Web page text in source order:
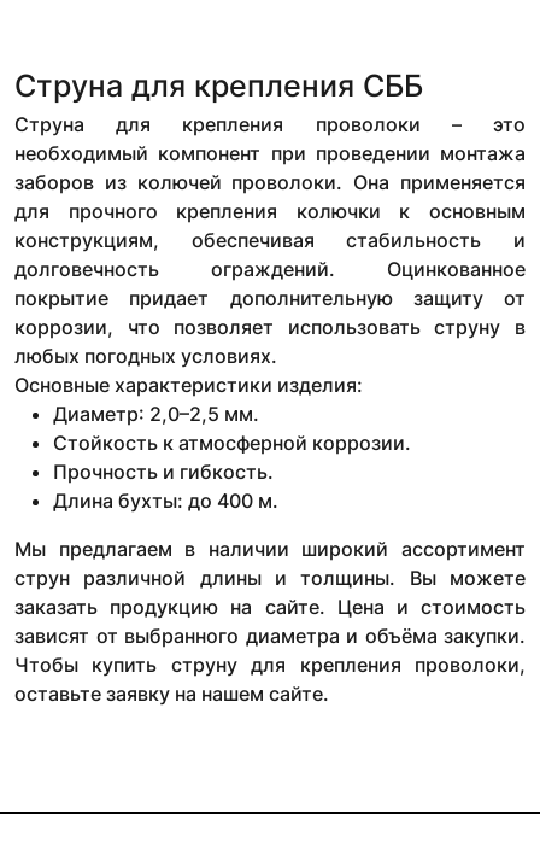
Струна для крепления СББ
Струна для крепления проволоки – это
необходимый компонент при проведении монтажа
заборов из колючей проволоки. Она применяется
для прочного крепления колючки к основным
конструкциям, обеспечивая стабильность и
долговечность ограждений. Оцинкованное
покрытие придает дополнительную защиту от
коррозии, что позволяет использовать струну в
любых погодных условиях.
Основные характеристики изделия:
Диаметр: 2,0–2,5 мм.
Стойкость к атмосферной коррозии.
Прочность и гибкость.
Длина бухты: до 400 м.
Мы предлагаем в наличии широкий ассортимент
струн различной длины и толщины. Вы можете
заказать продукцию на сайте. Цена и стоимость
зависят от выбранного диаметра и объёма закупки.
Чтобы купить струну для крепления проволоки,
оставьте заявку на нашем сайте.